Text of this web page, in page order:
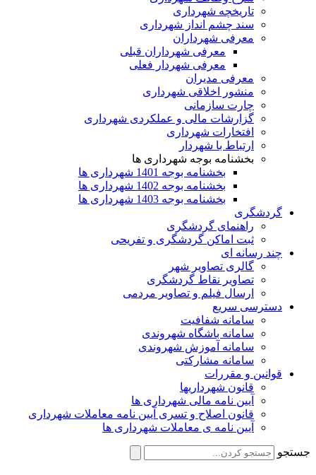
تاریخچه شهرداری
سند چشم انداز شهرداری
معرفی شهرداران
معرفی شهرداران قبلی
معرفی شهردار فعلی
معرفی مدیران
منشور اخلاقی شهرداری
چارت سازمانی
گزارشات مالی و عملکردی شهرداری
افتخارات شهرداری
ارتباط با شهردار
بخشنامه بوجه شهرداری ها
بخشنامه بوجه 1401 شهرداری ها
بخشنامه بوجه 1402 شهرداری ها
بخشنامه بوجه 1403 شهرداری ها
گردشگری
راهنمای گردشگری
ثبت اماکن گردشگری و تفریحی
چند رسانه ای
گالری تصاویر شهر
تصاویر نقاط گردشگری
ارسال فیلم و تصاویر مردمی
دسترسی سریع
سامانه شفافیت
سامانه باشگاه شهروندی
سامانه آموزش شهروندی
سامانه مشارکتی
قوانین و مقررات
قانون شهرداریها
آیین نامه مالی شهرداری ها
قانون اصلاح و تسری آیین نامه معاملات شهرداری
آیین نامه ی معاملات شهرداری ها
جستجو